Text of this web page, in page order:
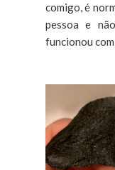
comigo, é
pessoa e
funcionou